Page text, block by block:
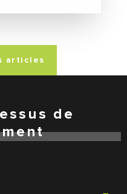
articles
de